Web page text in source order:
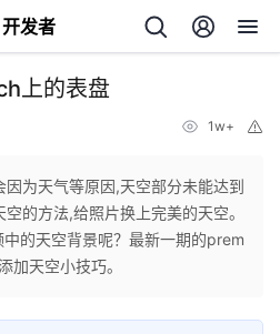
开发者
上的表盘
1w+
因为天气等原因,天空部分未能达到
的方法,给照片换上完美的天空。
的天空背景呢？最新一期的prem
加天空小技巧。